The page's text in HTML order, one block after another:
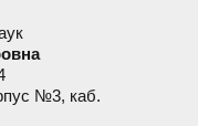
№3, каб.